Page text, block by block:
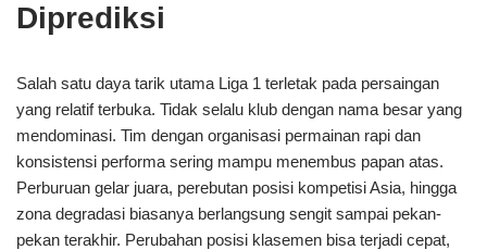
Diprediksi
Salah satu daya tarik utama Liga 1 terletak pada persaingan
yang relatif terbuka. Tidak selalu klub dengan nama besar yang
mendominasi. Tim dengan organisasi permainan rapi dan
konsistensi performa sering mampu menembus papan atas.
Perburuan gelar juara, perebutan posisi kompetisi Asia, hingga
zona degradasi biasanya berlangsung sengit sampai pekan-
pekan terakhir. Perubahan posisi klasemen bisa terjadi cepat,